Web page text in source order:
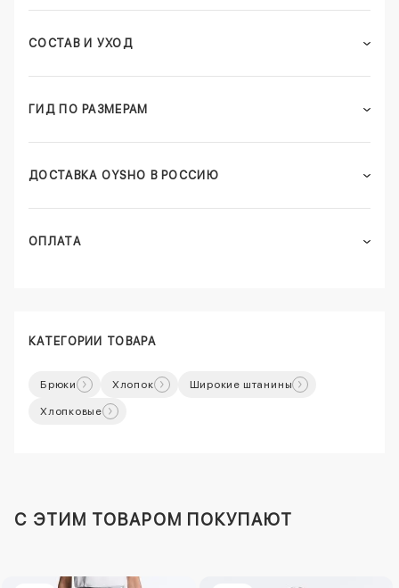
СОСТАВ И УХОД
ГИД ПО РАЗМЕРАМ
ДОСТАВКА OYSHO В РОССИЮ
ОПЛАТА
КАТЕГОРИИ ТОВАРА
Брюки Хлопок Широкие штанины
Хлопковые
C ЭТИМ ТОВАРОМ ПОКУПАЮТ